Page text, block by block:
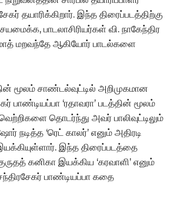
தயாரிக்கிறார்.‌ இந்த திரைப்படத்திற்கு
பாடலாசிரியர்கள் வி. நாகேந்திர
மறவந்தே ஆகியோர் பாடல்களை
மூலம் சாண்டல்வுட்டில் அறிமுகமான
பாண்டியப்பா ‘ரதாவரா’ படத்தின் மூலம்
தொடர்ந்து அவர் பாலிவுட்டிலும்
நடித்த ‘ரெட் காலர்’ எனும் அதிரடி
இந்த திரைப்படத்தை
கனிகா இயக்கிய ‘கரவாளி’ எனும்
பாண்டியப்பா கதை